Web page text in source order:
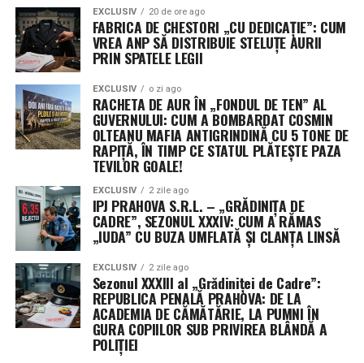
indisponibile.
Următorii pași în Congres
Senatul urmează să voteze rezoluția în această
săptămână, înainte de începerea vacanței de august.
Camera Reprezentanților, deja în pauză, și-a adoptat
propria variantă pe 21 iulie. Cele două texte vor trebui
fie unificate, fie una dintre camere va trebui să adopte
varianta celeilalte, pentru ca proiectul să ajungă pe
masa președintelui Donald Trump.
Președinta Comisiei de buget din Senat, Susan Collins, a
descris rezoluția drept „un pas important” pentru
evitarea închiderii guvernului, în timp ce senatoarea
Patty Murray a salutat faptul că textul limitează cererile
de noi fonduri și flexibilități pentru Pentagon.
EXCLUSIV 20 de ore ago
FABRICA DE CHESTORI „CU DEDICAȚIE”: CUM
VREA ANP SĂ DISTRIBUIE STELUȚE AURII
PRIN SPATELE LEGII
EXCLUSIV o zi ago
RACHETA DE AUR ÎN „FONDUL DE TEN” AL
GUVERNULUI: CUM A BOMBARDAT COSMIN
OLTEANU MAFIA ANTIGRINDINĂ CU 5 TONE DE
RAPIȚĂ, ÎN TIMP CE STATUL PLĂTEȘTE PAZA
TEVILOR GOALE!
EXCLUSIV 2 zile ago
IPJ PRAHOVA S.R.L. – „GRĂDINIȚA DE
CADRE”, SEZONUL XXXIV: CUM A RĂMAS
„IUDA” CU BUZA UMFLATĂ ȘI CLANȚA LINSĂ
EXCLUSIV 2 zile ago
Sezonul XXXIII al „Grădiniței de Cadre”:
REPUBLICA PENALĂ PRAHOVA: DE LA
ACADEMIA DE CĂMĂTĂRIE, LA PUMNI ÎN
GURA COPIILOR SUB PRIVIREA BLÂNDĂ A
POLIȚIEI